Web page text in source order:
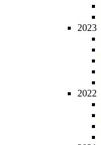
2023
2022